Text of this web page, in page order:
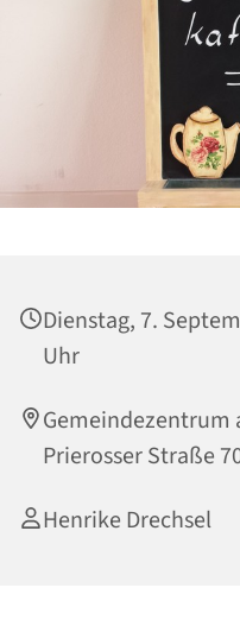
Dienstag, 7.
Uhr
Gemeindezentrum
Prierosser Straße
Henrike Drechsel